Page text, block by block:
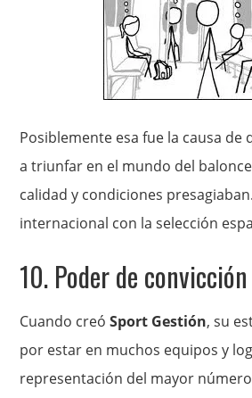
Posiblemente esa fue la causa de
a triunfar en el mundo del
calidad y condiciones
internacional con la selección
10. Poder de convicción
Cuando creóSport Gestión, su
por estar en muchos equipos y
representación del mayor